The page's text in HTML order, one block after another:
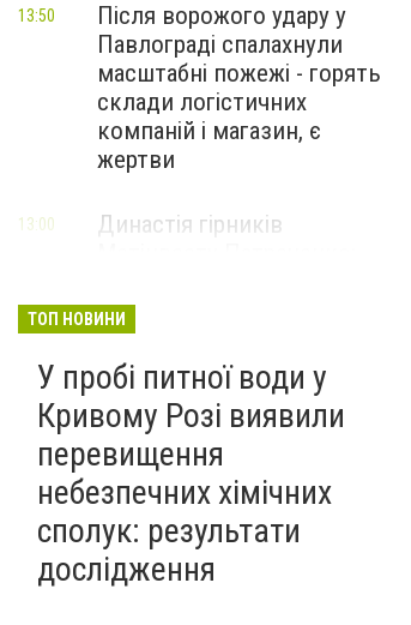
Після ворожого удару у
Павлограді спалахнули
масштабні пожежі - горять
склади логістичних
компаній і магазин, є
жертви
13:50
Династія гірників
поколінь там, де панує
повага
НОВИНИ КОМПАНІЙ
13:00
Літній відпочинок 2026 у
Кривому Розі
ПАРТНЕРСЬКИЙ СПЕЦПРОЄКТ
13:00
ТОП НОВИНИ
У пробі питної води у
Кривому Розі виявили
перевищення
небезпечних хімічних
сполук: результати
дослідження